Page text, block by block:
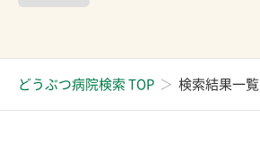
どうぶつ病院検索 TOP 検索結果一覧